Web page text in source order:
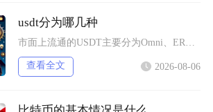
usdt分为哪几种
查看全文 2026-08-06